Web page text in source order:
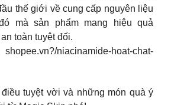
thế giới về cung cấp nguyên liệu
mà sản phẩm mang hiệu quả
toàn tuyệt đối.
niacinamide-hoat-chat-
tuyệt vời và những món quà ý